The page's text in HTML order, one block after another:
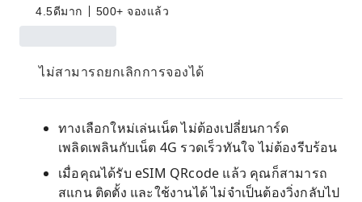
4.5ดีมาก 500+ จองแล้ว
ไม่สามารถยกเลิกการจองได้
ทางเลือกใหม่เล่นเน็ต ไม่ต้องเปลี่ยนการ์ด
เพลิดเพลินกับเน็ต 4G รวดเร็วทันใจ ไม่ต้องรีบร้อน
เมื่อคุณได้รับ eSIM QRcode แล้ว คุณก็สามารถ
สแกน ติดตั้ง และใช้งานได้ ไม่จำเป็นต้องวิ่งกลับไป